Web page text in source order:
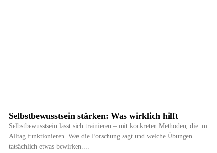
Selbstbewusstsein stärken: Was wirklich hilft
Selbstbewusstsein lässt sich trainieren – mit konkreten Methoden, die im
Alltag funktionieren. Was die Forschung sagt und welche Übungen
tatsächlich etwas bewirken.